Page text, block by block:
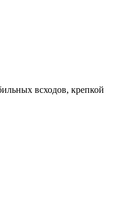
всходов, крепкой